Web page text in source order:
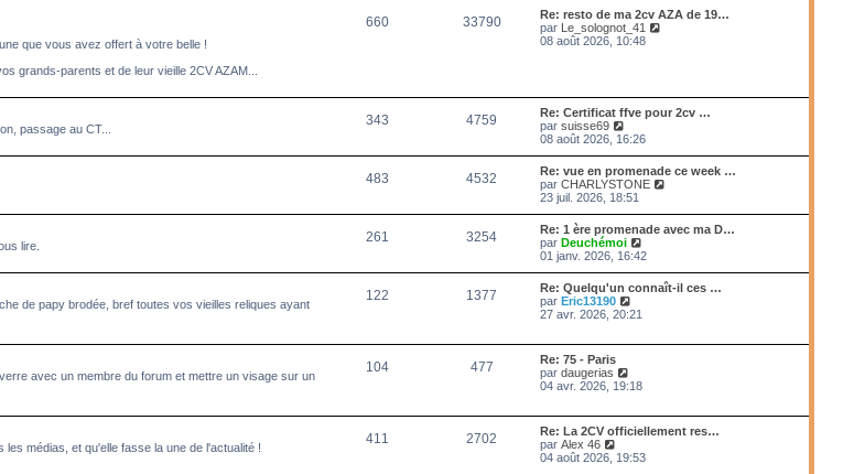
l
e
d
i
e
r
m
e
s
s
a
g
e
que vous avez offert à votre belle !
grands-parents et de leur vieille 2CV AZAM...
660 33790
Re: resto de ma 2cv AZA de 19…
par Le_solognot_41
e
i
e
r
e
s
s
e
08 août 2026, 10:48
passage au CT...
343 4759
Re: Certificat ffve pour 2cv …
parsuisse69
o
l
e
d
e
r
n
i
e
r
m
e
s
a
e
08 août 2026, 16:26
483 4532
Re: vue en promenade ce week …
parCHARLYSTONE
l
e
r
r
g
e
23 juil. 2026, 18:51
lire.
261 3254
Re: 1 ère promenade avec ma D…
parDeuchémoi
o
l
r
m
e
s
s
a
01 janv. 2026, 16:42
de papy brodée, bref toutes vos vieilles reliques ayant
122 1377
Re: Quelqu'un connaît-il ces …
parEric13190
o
d
e
n
i
r
27 avr. 2026, 20:21
avec un membre du forum et mettre un visage sur un
104 477
Re: 75 - Paris
pardaugerias
o
e
d
e
04 avr. 2026, 19:18
médias, et qu'elle fasse la une de l'actualité !
411 2702
Re: La 2CV officiellement res…
parAlex 46
o
04 août 2026, 19:53